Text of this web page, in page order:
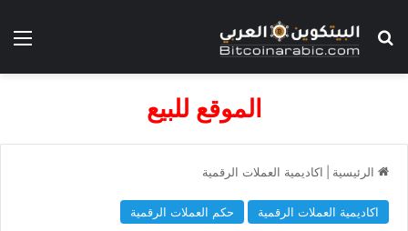
بحث عن
الموقع للبيع
الرئيسية اكاديمية العملات الرقمية
اكاديمية العملات الرقمية حكم العملات الرقمية